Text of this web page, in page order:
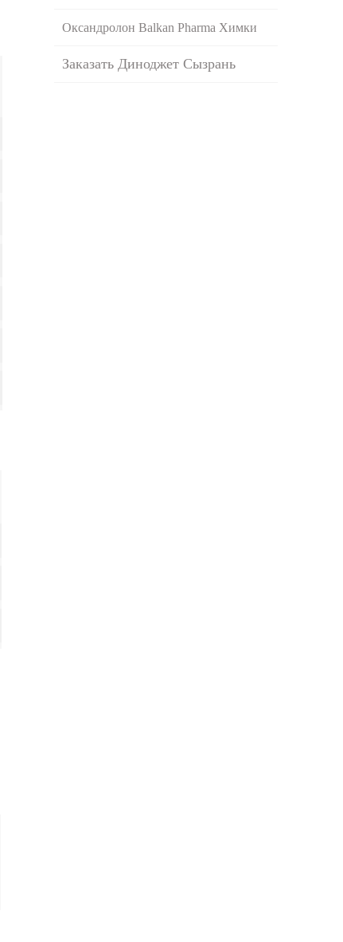
Оксандролон Balkan Pharma Химки
Заказать Диноджет Сызрань